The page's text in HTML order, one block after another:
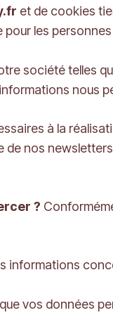
et de cookies
les
société telles
nous
à la
de nos
?
informations
vos données